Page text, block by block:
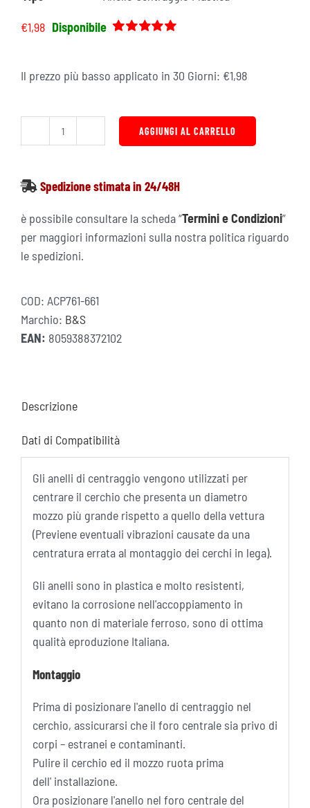
€1,98 Disponibile
base di
recensioni
Il prezzo più basso applicato in 30 Giorni: €1,98
Anello
76.1
66.1
per
Cerchi
in
Plastica
quantità
AGGIUNGI AL CARRELLO
Spedizione stimata in 24/48H
è possibile consultare la scheda “Termini e Condizioni”
per maggiori informazioni sulla nostra politica riguardo
le spedizioni.
COD: ACP761-661
Marchio: B&S
EAN: 8059388372102
Descrizione
Dati di Compatibilità
Gli anelli di centraggio vengono utilizzati per
centrare il cerchio che presenta un diametro
mozzo più grande rispetto a quello della vettura
(Previene eventuali vibrazioni causate da una
centratura errata al montaggio dei cerchi in lega).
Gli anelli sono in plastica e molto resistenti,
evitano la corrosione nell'accoppiamento in
quanto non di materiale ferroso, sono di ottima
qualità eproduzione Italiana.
Montaggio
Prima di posizionare l'anello di centraggio nel
cerchio, assicurarsi che il foro centrale sia privo di
corpi – estranei e contaminanti.
Pulire il cerchio ed il mozzo ruota prima
dell' installazione.
Ora posizionare l'anello nel foro centrale del